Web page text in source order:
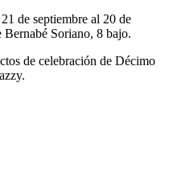
de septiembre al 20 de
Bernabé Soriano, 8 bajo.
de celebración de Décimo